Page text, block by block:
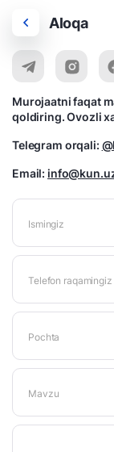
Aloqa
Murojaatni faqat
qoldiring. Ovozli
Telegram orqali:
Email:
Ismingiz
Telefon raqamingiz
Pochta
Mavzu